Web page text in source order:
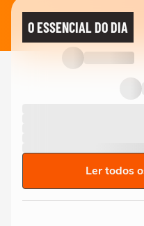
O ESSENCIAL DO DIA
Ler todos